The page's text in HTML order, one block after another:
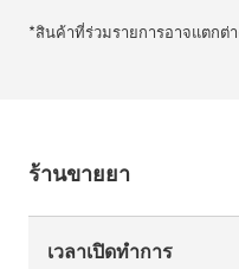
*สินค้าที่ร่วมรายการอาจแตกต่
ร้านขายยา
เวลาเปิดทำการ